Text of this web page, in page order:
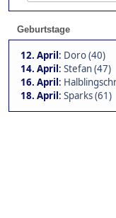
Geburtstage
12. April: Doro (40)
14. April: Stefan (47)
16. April:
18. April: Sparks (61)